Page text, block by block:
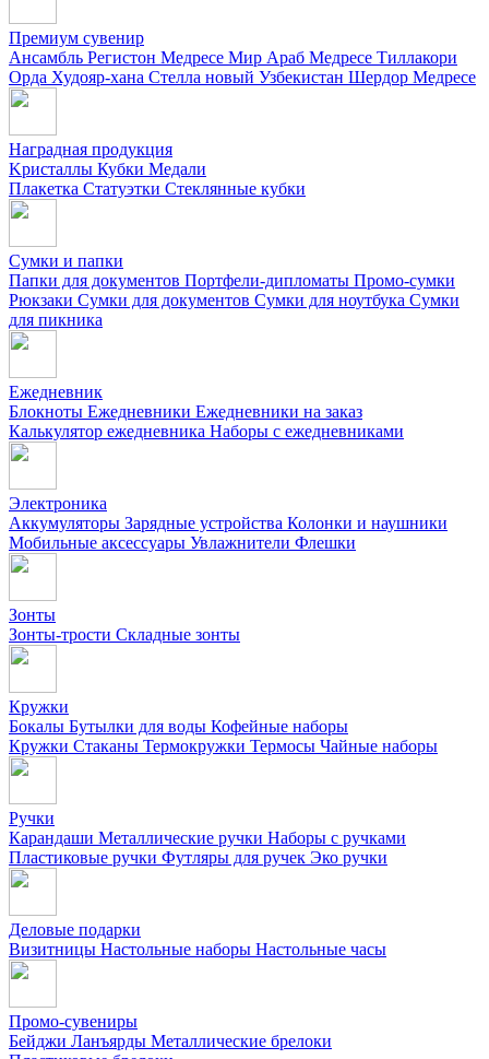
Премиум сувенир
Ансамбль Регистон Медресе Мир Араб Медресе Тиллакори
Орда Худояр-хана Стелла новый Узбекистан Шердор Медресе
Наградная продукция
Kристаллы Кубки Медали
Плакетка Статуэтки Стеклянные кубки
Сумки и папки
Папки для документов Портфели-дипломаты Промо-сумки
Рюкзаки Сумки для документов Сумки для ноутбука Сумки
для пикника
Ежедневник
Блокноты Ежедневники Ежедневники на заказ
Калькулятор ежедневника Наборы с ежедневниками
Электроника
Аккумуляторы Зарядные устройства Колонки и наушники
Мобильные аксессуары Увлажнители Флешки
Зонты
Зонты-трости Складные зонты
Кружки
Бокалы Бутылки для воды Кофейные наборы
Кружки Стаканы Термокружки Термосы Чайные наборы
Ручки
Карандаши Металлические ручки Наборы с ручками
Пластиковые ручки Футляры для ручек Эко ручки
Деловые подарки
Визитницы Настольные наборы Настольные часы
Промо-сувениры
Бейджи Ланъярды Металлические брелоки